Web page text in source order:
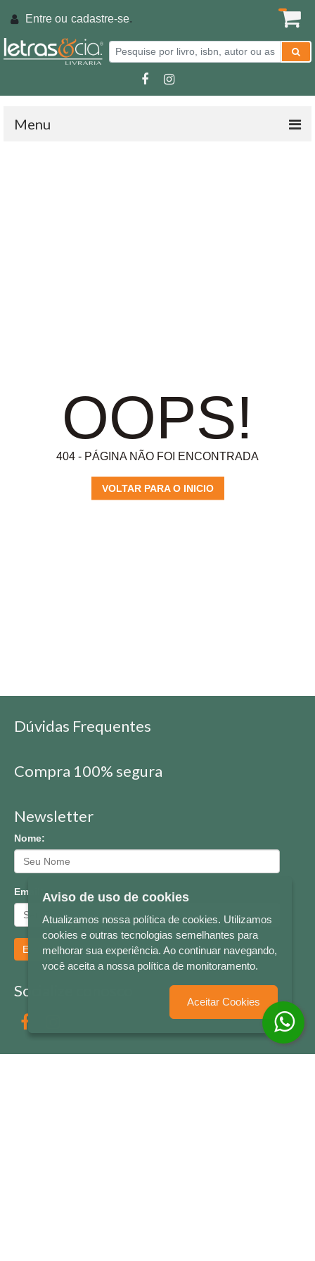
Entre ou cadastre-se.
Menu
OOPS!
404 - PÁGINA NÃO FOI ENCONTRADA
VOLTAR PARA O INICIO
Dúvidas Frequentes
Compra 100% segura
Newsletter
Nome:
Email:
Enviar
Socialize conosco
Aviso de uso de cookies
Atualizamos nossa política de cookies. Utilizamos
cookies e outras tecnologias semelhantes para
melhorar sua experiência. Ao continuar navegando,
você aceita a nossa política de monitoramento.
Aceitar Cookies